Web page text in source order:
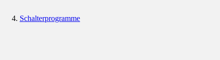
Schalterprogramme